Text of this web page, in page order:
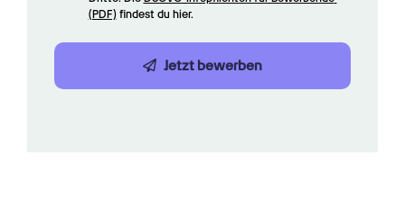
(PDF) findest du hier.
Jetzt bewerben